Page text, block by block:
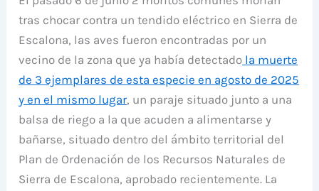
tras chocar contra un tendido eléctrico en Sierra de
Escalona, las aves fueron encontradas por un
vecino de la zona que ya había detectado la muerte
de 3 ejemplares de esta especie en agosto de 2025
y en el mismo lugar, un paraje situado junto a una
balsa de riego a la que acuden a alimentarse y
bañarse, situado dentro del ámbito territorial del
Plan de Ordenación de los Recursos Naturales de
Sierra de Escalona, aprobado recientemente. La